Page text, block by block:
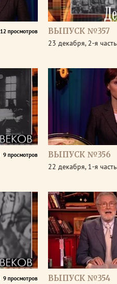
12 просмотров ВЫПУСК №357
23 декабря, 2-я часть
9 просмотров ВЫПУСК №356
22 декабря, 1-я часть
9 просмотров ВЫПУСК №354